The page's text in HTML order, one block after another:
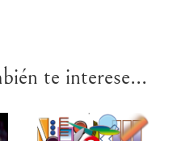
te interese...